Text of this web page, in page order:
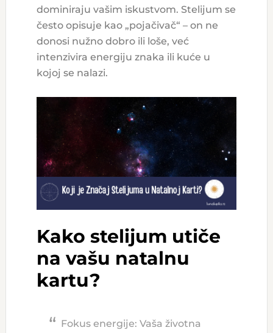
dominiraju vašim iskustvom. Stelijum se
često opisuje kao „pojačivač“ – on ne
donosi nužno dobro ili loše, već
intenzivira energiju znaka ili kuće u
kojoj se nalazi.
Kako stelijum utiče
na vašu natalnu
kartu?
Fokus energije: Vaša životna